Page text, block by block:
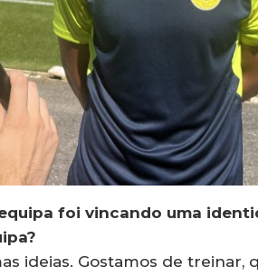
equipa foi vincando uma
ideias. Gostamos de